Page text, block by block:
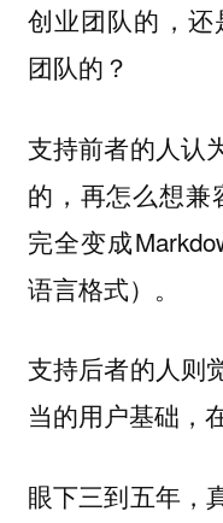
创业团队的，
团队的？
支持前者的人认
的，再怎么想兼
完全变成
语言格式）。
支持后者的人则
当的用户基础，
眼下三到五年，